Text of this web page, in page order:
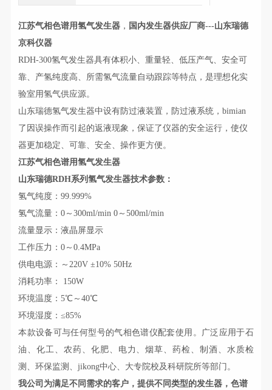
江苏气相色谱用氢气发生器 ， 国内发生器供应厂商---山东瑞德
京科仪器
RDH-300氢气发生器具有体积小、重量轻、低压产气、安全可
靠、产氢纯度高、所需氢气流量自动跟踪等特点，是理想化实
验室用氢气供应源。
山东瑞德氢气发生器中设有防过液装置，防过液系统，bimian
了因误操作而引起的返液现象，保证了仪器的安全运行，使仪
器更加稳定、可靠、安全、操作更方便。
江苏气相色谱用氢气发生器
山东瑞德RDH系列氢气发生器技术参数：
氢气纯度：99.999%
氢气流量：0～300ml/min 0～500ml/min
流量显示：液晶屏显示
工作压力：0～0.4MPa
供电电源：～220V ±10% 50Hz
消耗功率： 150W
环境温度：5℃～40℃
环境湿度：≤85%
本款设备可与任何型号的气相色谱仪配套使用。广泛应用于石
油、化工、农药、化肥、电力、烟草、药检、制酒、水质检
测、环保监测、jikong中心、大专院校及科研院所等部门。
我公司为满足不同需求的客户，提供不同类型的发生器，色谱